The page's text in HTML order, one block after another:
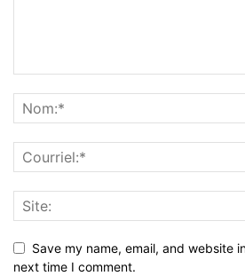
Save my name, email, and website
next time I comment.